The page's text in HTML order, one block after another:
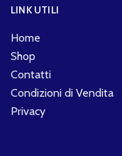
LINK UTILI
Home
Shop
Contatti
Condizioni di Vendita
Privacy